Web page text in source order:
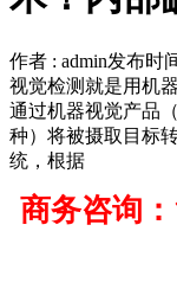
作者 : admin发布时
视觉检测就是用机
通过机器视觉产品
种）将被摄取目标
统，根据
商务咨询